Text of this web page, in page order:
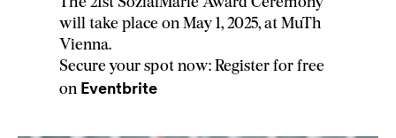
will take place on May 1, 2025, at MuTh
Vienna.
Secure your spot now: Register for free
on Eventbrite